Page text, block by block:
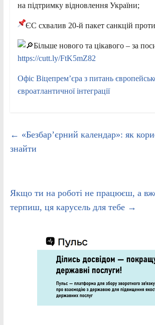
на підтримку відновлення України;
ЄС схвалив 20-й пакет санкцій проти
Більше нового та цікавого – за
https://cutt.ly/FtK5mZ82
Офіс Віцепрем’єра з питань
євроатлантичної інтеграції
← «Безбар’єрний календар»: як
знайти
Якщо ти на роботі не працюєш, а
терпиш, ця карусель для тебе →